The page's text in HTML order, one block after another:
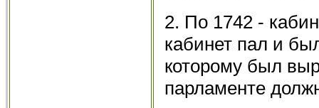
2. По 1742 -
кабинет пал и
которому был
парламенте